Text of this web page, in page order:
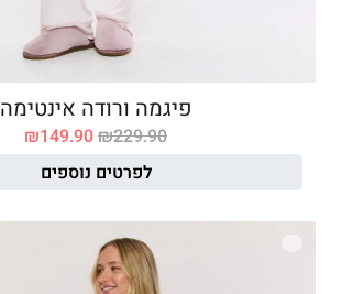
פיגמה ורודה אינטימה
₪229.90
₪149.90
לפרטים נוספים